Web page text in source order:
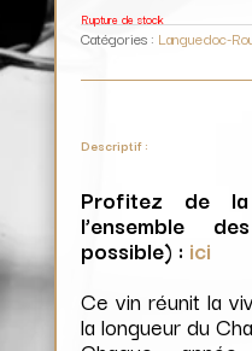
Rupture de stock
Catégories : Languedoc-
Descriptif :
Profitez de
l’ensemble
possible) : ici
Ce vin réunit la
la longueur du